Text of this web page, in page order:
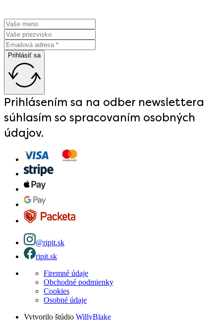
Prihlásiť sa
Prihlásením sa na odber newslettera
súhlasím so spracovaním osobných
údajov.
@ripit.sk
ripit.sk
Firemné údaje
Obchodné podmienky
Cookies
Osobné údaje
Vytvorilo štúdio WillyBlake